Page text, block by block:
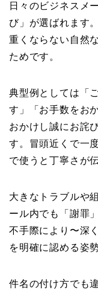
日々のビジネスメ
び」が選ばれます
重くならない自然
ためです。
典型例としては「
す」「お手数をお
おかけし誠にお詫
す。冒頭近くで一
で使うと丁寧さが
大きなトラブルや
ール内でも「謝罪
不手際により〜深
を明確に認める姿
件名の付け方でも